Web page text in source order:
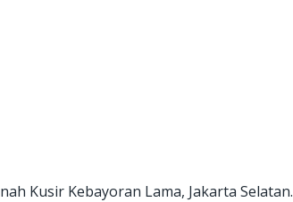
Kusir Kebayoran Lama, Jakarta Selatan.